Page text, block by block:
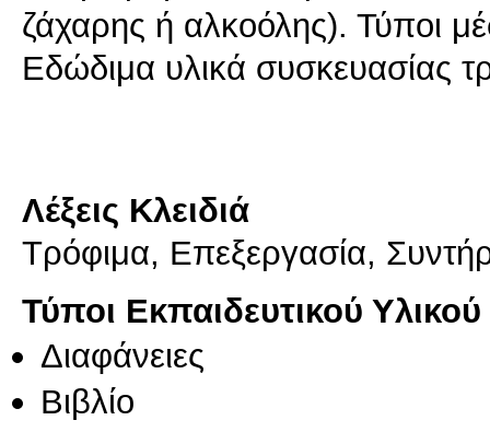
ζάχαρης ή αλκοόλης). Τύποι
Εδώδιμα υλικά συσκευασίας
Λέξεις Κλειδιά
Τρόφιμα, Επεξεργασία,
Τύποι Εκπαιδευτικού Υλικού
Διαφάνειες
Βιβλίο